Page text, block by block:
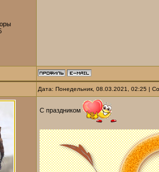
Дата: Понедельник, 08.03.2021, 02:25 |
С праздником